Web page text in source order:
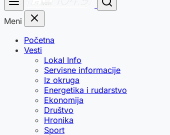
Meni
Početna
Vesti
Lokal Info
Servisne informacije
Iz okruga
Energetika i rudarstvo
Ekonomija
Društvo
Hronika
Sport